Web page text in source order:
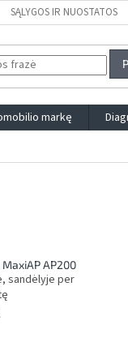
SĄLYGOS IR NUOSTATOS
markę
AP200
sandėlyje per